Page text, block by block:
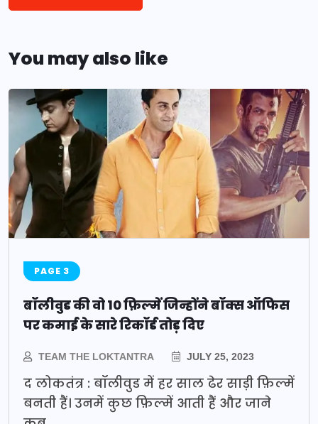
You may also like
PAGE 3
बॉलीवुड की वो 10 फ़िल्में जिन्होंने बॉक्स ऑफिस
पर कमाई के सारे रिकॉर्ड तोड़ दिए
TEAM THE LOKTANTRA JULY 25, 2023
द लोकतंत्र : बॉलीवुड में हर साल ढेर साड़ी फ़िल्में
बनती हैं। उनमें कुछ फ़िल्में आती हैं और जाने